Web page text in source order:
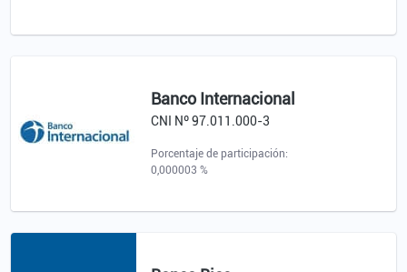
Banco Internacional
CNI Nº 97.011.000-3
Porcentaje de participación:
0,000003 %